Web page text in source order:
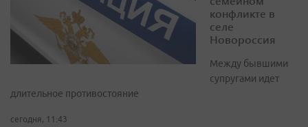
конфликте в
селе
Новороссия
Между бывшими
супругами идет
длительное противостояние
сегодня, 11:43